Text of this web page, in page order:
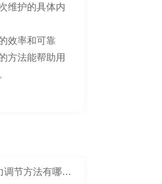
维护的具体内
效率和可靠
方法能帮助用
调节方法有哪